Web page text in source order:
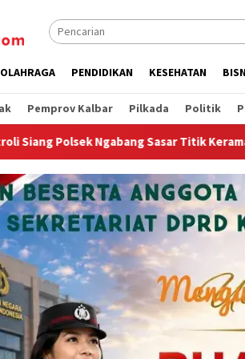
OLAHRAGA PENDIDIKAN KESEHATAN
Pemprov Kalbar Pilkada Politik
Keramaian Warga Wagub